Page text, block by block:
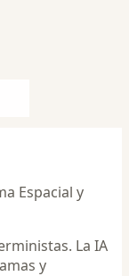
Espacial y
La IA
y